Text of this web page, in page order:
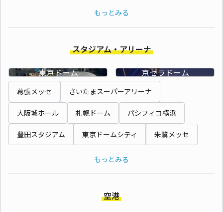
もっとみる
スタジアム・アリーナ
東京ドーム
京セラドーム
幕張メッセ さいたまスーパーアリーナ
大阪城ホール 札幌ドーム パシフィコ横浜
豊田スタジアム 東京ドームシティ 朱鷺メッセ
もっとみる
空港